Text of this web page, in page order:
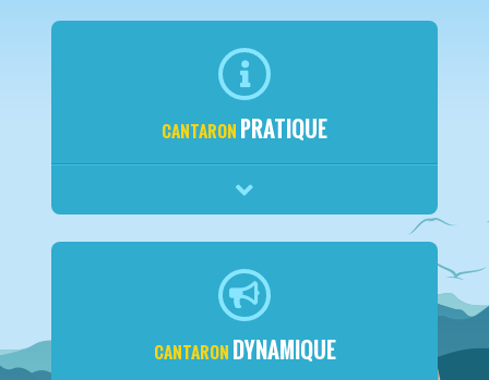
CANTARON PRATIQUE
CANTARON DYNAMIQUE